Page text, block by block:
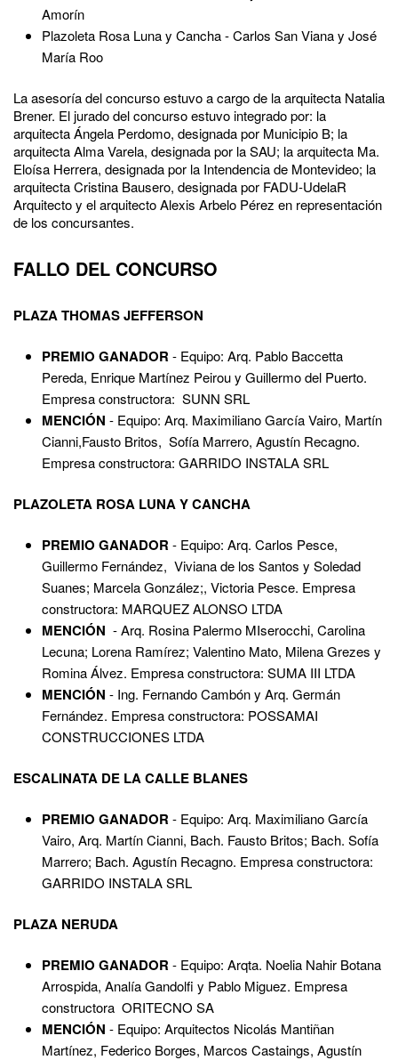
Amorín
Plazoleta Rosa Luna y Cancha - Carlos San Viana y José
María Roo
La asesoría del concurso estuvo a cargo de la arquitecta Natalia
Brener. El jurado del concurso estuvo integrado por: la
arquitecta Ángela Perdomo, designada por Municipio B; la
arquitecta Alma Varela, designada por la SAU; la arquitecta Ma.
Eloísa Herrera, designada por la Intendencia de Montevideo; la
arquitecta Cristina Bausero, designada por FADU-UdelaR
Arquitecto y el arquitecto Alexis Arbelo Pérez en representación
de los concursantes.
FALLO DEL CONCURSO
PLAZA THOMAS JEFFERSON
PREMIO GANADOR - ​Equipo: Arq. Pablo Baccetta
Pereda, Enrique Martínez Peirou y Guillermo del Puerto.
Empresa constructora: SUNN SRL
MENCIÓN - Equipo: Arq. Maximiliano García Vairo, Martín
Cianni,Fausto Britos, Sofía Marrero, Agustín Recagno.
Empresa constructora: GARRIDO INSTALA SRL
PLAZOLETA ROSA LUNA Y CANCHA
PREMIO GANADOR - Equipo: Arq. Carlos Pesce,
Guillermo Fernández, Viviana de los Santos y Soledad
Suanes; Marcela González;, Victoria Pesce. Empresa
constructora: MARQUEZ ALONSO LTDA
MENCIÓN - Arq. Rosina Palermo MIserocchi, Carolina
Lecuna; Lorena Ramírez; Valentino Mato, Milena Grezes y
Romina Álvez. Empresa constructora: SUMA III LTDA
MENCIÓN - Ing. Fernando Cambón y Arq. Germán
Fernández. Empresa constructora: POSSAMAI
CONSTRUCCIONES LTDA
ESCALINATA DE LA CALLE BLANES
PREMIO GANADOR - Equipo: Arq. Maximiliano García
Vairo, Arq. Martín Cianni, Bach. Fausto Britos; Bach. Sofía
Marrero; Bach. Agustín Recagno. Empresa constructora:
GARRIDO INSTALA SRL
PLAZA NERUDA
PREMIO GANADOR - Equipo: Arqta. Noelia Nahir Botana
Arrospida, Analía Gandolfi y Pablo Miguez. Empresa
constructora ORITECNO SA
MENCIÓN - Equipo: Arquitectos Nicolás Mantiñan
Martínez, Federico Borges, Marcos Castaings, Agustín